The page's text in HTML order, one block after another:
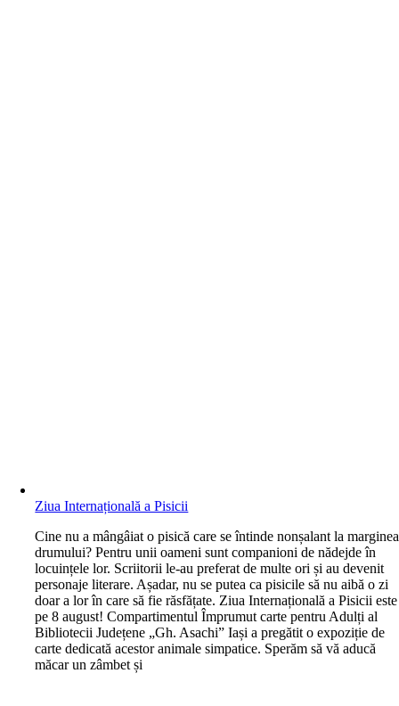
Ziua Internațională a Pisicii
Cine nu a mângâiat o pisică care se întinde nonșalant la marginea
drumului? Pentru unii oameni sunt companioni de nădejde în
locuințele lor. Scriitorii le-au preferat de multe ori și au devenit
personaje literare. Așadar, nu se putea ca pisicile să nu aibă o zi
doar a lor în care să fie răsfățate. Ziua Internațională a Pisicii este
pe 8 august! Compartimentul Împrumut carte pentru Adulți al
Bibliotecii Județene „Gh. Asachi” Iași a pregătit o expoziție de
carte dedicată acestor animale simpatice. Sperăm să vă aducă
măcar un zâmbet și